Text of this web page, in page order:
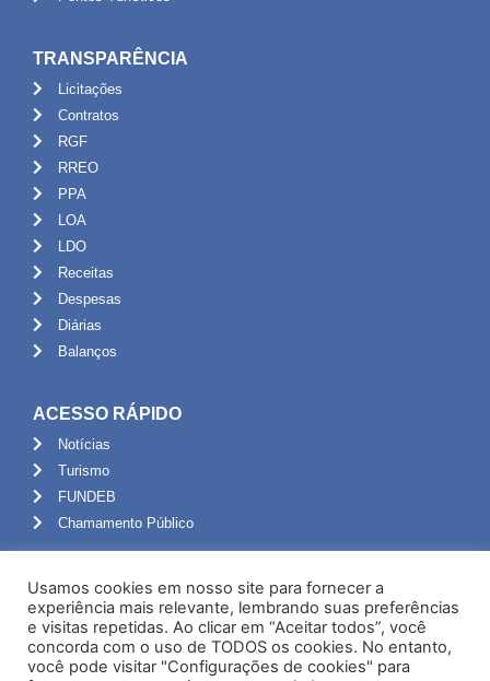
TRANSPARÊNCIA
Licitações
Contratos
RGF
RREO
PPA
LOA
LDO
Receitas
Despesas
Diárias
Balanços
ACESSO RÁPIDO
Notícias
Turismo
FUNDEB
Chamamento Público
Portal do Servidor
Webmail
Administração
Usamos cookies em nosso site para fornecer a
experiência mais relevante, lembrando suas preferências
e visitas repetidas. Ao clicar em “Aceitar todos”, você
concorda com o uso de TODOS os cookies. No entanto,
você pode visitar "Configurações de cookies" para